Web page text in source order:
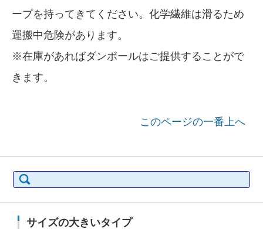
ープを持ってきてください。化学繊維は滑るため
運搬中危険があります。
※在庫があればダンボールはご提供することがで
きます。
このページの一番上へ
検索:
サイズの大きいタイプ